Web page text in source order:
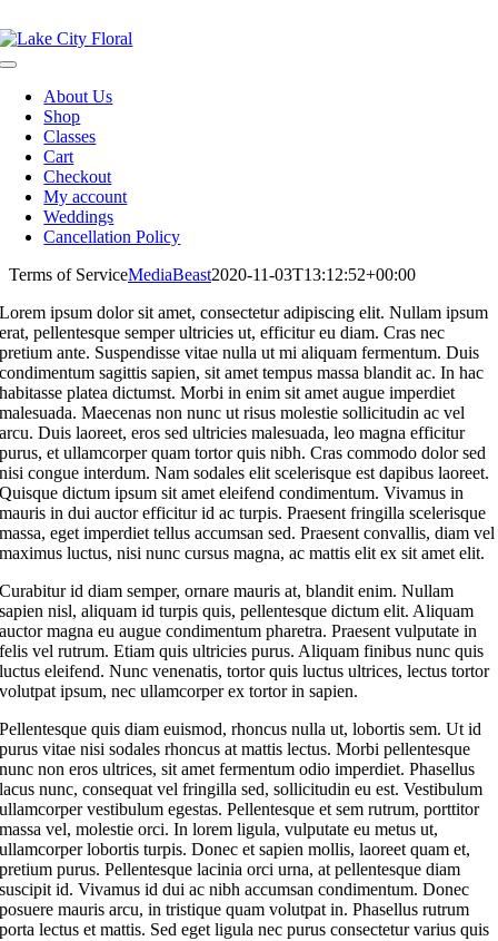
to
content
Toggle
NavigationAbout Us
Shop
Classes
Cart
Checkout
My account
Weddings
Cancellation Policy
Terms of ServiceMediaBeast2020-11-03T13:12:52+00:00
Lorem ipsum dolor sit amet, consectetur adipiscing elit. Nullam ipsum
erat, pellentesque semper ultricies ut, efficitur eu diam. Cras nec
pretium ante. Suspendisse vitae nulla ut mi aliquam fermentum. Duis
condimentum sagittis sapien, sit amet tempus massa blandit ac. In hac
habitasse platea dictumst. Morbi in enim sit amet augue imperdiet
malesuada. Maecenas non nunc ut risus molestie sollicitudin ac vel
arcu. Duis laoreet, eros sed ultricies malesuada, leo magna efficitur
purus, et ullamcorper quam tortor quis nibh. Cras commodo dolor sed
nisi congue interdum. Nam sodales elit scelerisque est dapibus laoreet.
Quisque dictum ipsum sit amet eleifend condimentum. Vivamus in
mauris in dui auctor efficitur id ac turpis. Praesent fringilla scelerisque
massa, eget imperdiet tellus accumsan sed. Praesent convallis, diam vel
maximus luctus, nisi nunc cursus magna, ac mattis elit ex sit amet elit.
Curabitur id diam semper, ornare mauris at, blandit enim. Nullam
sapien nisl, aliquam id turpis quis, pellentesque dictum elit. Aliquam
auctor magna eu augue condimentum pharetra. Praesent vulputate in
felis vel rutrum. Etiam quis ultricies purus. Aliquam finibus nunc quis
luctus eleifend. Nunc venenatis, tortor quis luctus ultrices, lectus tortor
volutpat ipsum, nec ullamcorper ex tortor in sapien.
Pellentesque quis diam euismod, rhoncus nulla ut, lobortis sem. Ut id
purus vitae nisi sodales rhoncus at mattis lectus. Morbi pellentesque
nunc non eros ultrices, sit amet fermentum odio imperdiet. Phasellus
lacus nunc, consequat vel fringilla sed, sollicitudin eu est. Vestibulum
ullamcorper vestibulum egestas. Pellentesque et sem rutrum, porttitor
massa vel, molestie orci. In lorem ligula, vulputate eu metus ut,
ullamcorper lobortis turpis. Donec et sapien mollis, laoreet quam et,
pretium purus. Pellentesque lacinia orci urna, at pellentesque diam
suscipit id. Vivamus id dui ac nibh accumsan condimentum. Donec
posuere mauris arcu, in tristique quam volutpat in. Phasellus rutrum
porta lectus et mattis. Sed eget ligula nec purus consectetur varius quis